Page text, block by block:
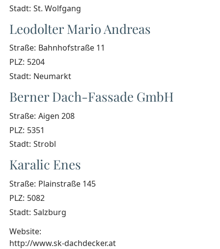
Stadt: St. Wolfgang
Leodolter Mario Andreas
Straße: Bahnhofstraße 11
PLZ: 5204
Stadt: Neumarkt
Berner Dach-Fassade GmbH
Straße: Aigen 208
PLZ: 5351
Stadt: Strobl
Karalic Enes
Straße: Plainstraße 145
PLZ: 5082
Stadt: Salzburg
Website:
http://www.sk-dachdecker.at